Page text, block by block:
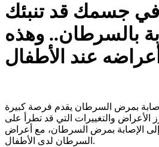
في جسمك قد تنبئك
بالسرطان.. وهذه
أعراضه عند الأطفال
بمرض السرطان يقدم فرصة كبيرة
الأعراض والتغييرات التي قد تطرأ على
الإصابة بمرض السرطان، مع أعراض
السرطان لدى الأطفال.